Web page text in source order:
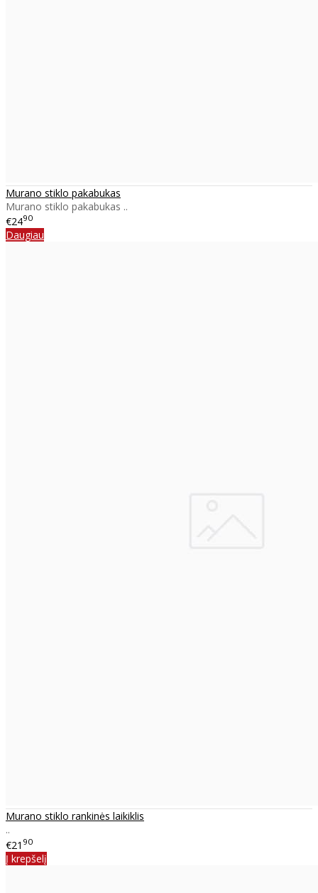
Murano stiklo pakabukas
Murano stiklo pakabukas ..
€2490
Daugiau
Murano stiklo rankinės laikiklis
..
€21 90
Į krepšelį